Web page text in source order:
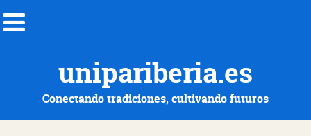
unipariberia.es
Conectando tradiciones, cultivando futuros